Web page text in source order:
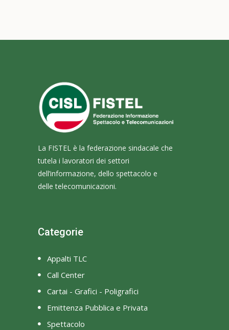
La FISTEL è la federazione sindacale che
tutela i lavoratori dei settori
dell’informazione, dello spettacolo e
delle telecomunicazioni.
Categorie
Appalti TLC
Call Center
Cartai - Grafici - Poligrafici
Emittenza Pubblica e Privata
Spettacolo